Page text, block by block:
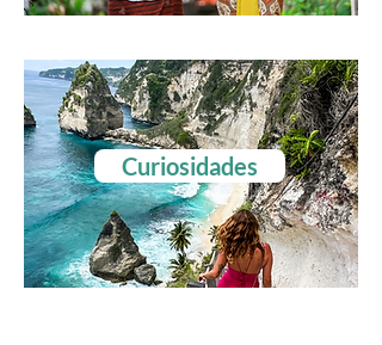
Curiosidades